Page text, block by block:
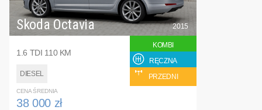
Skoda Octavia
1.6 TDI 110 KM
DIESEL
2015
KOMBI
RĘCZNA
PRZEDNI
CENA ŚREDNIA
38 000 zł